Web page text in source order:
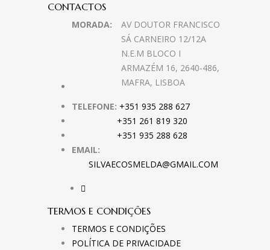
CONTACTOS
MORADA:
AV DOUTOR FRANCISCO
SÁ CARNEIRO 12/12A
N.E.M BLOCO I
ARMAZÉM 16, 2640-486,
MAFRA, LISBOA
TELEFONE: +351 935 288 627
+351 261 819 320
+351 935 288 628
EMAIL:
SILVAECOSMELDA@GMAIL.COM
TERMOS E CONDIÇÕES
TERMOS E CONDIÇÕES
POLÍTICA DE PRIVACIDADE